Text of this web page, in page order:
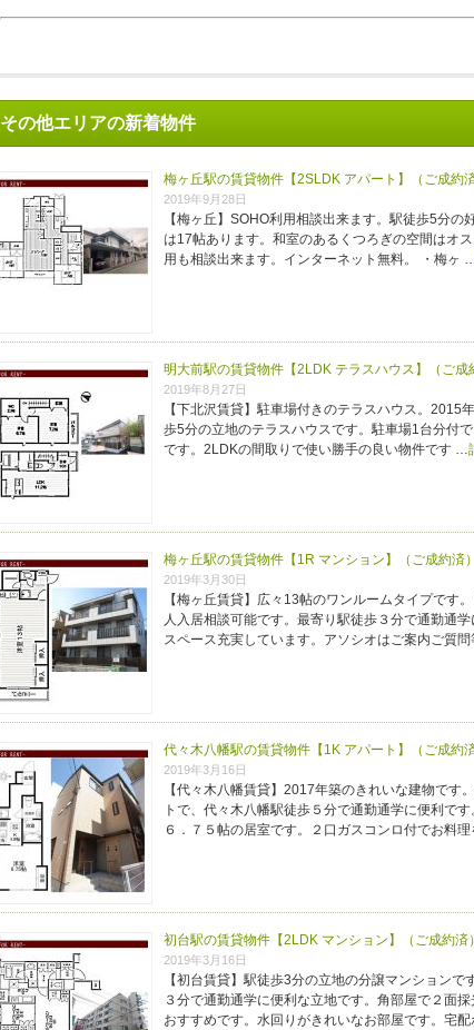
その他エリアの新着物件
梅ヶ丘駅の賃貸物件【2SLDK アパート】（ご成約済
2019年9月28日
【梅ヶ丘】SOHO利用相談出来ます。駅徒歩5分の
は17帖あります。和室のあるくつろぎの空間はオ
用も相談出来ます。インターネット無料。 ・梅ヶ
明大前駅の賃貸物件【2LDK テラスハウス】（ご成
2019年8月27日
【下北沢賃貸】駐車場付きのテラスハウス。2015
歩5分の立地のテラスハウスです。駐車場1台分付
です。2LDKの間取りで使い勝手の良い物件です …
梅ヶ丘駅の賃貸物件【1R マンション】（ご成約済）
2019年3月30日
【梅ヶ丘賃貸】広々13帖のワンルームタイプです
人入居相談可能です。最寄り駅徒歩３分で通勤通
スペース充実しています。アソシオはご案内ご質
代々木八幡駅の賃貸物件【1K アパート】（ご成約済
2019年3月16日
【代々木八幡賃貸】2017年築のきれいな建物です
トで、代々木八幡駅徒歩５分で通勤通学に便利で
６．７５帖の居室です。２口ガスコンロ付でお料
初台駅の賃貸物件【2LDK マンション】（ご成約済）
2019年3月16日
【初台賃貸】駅徒歩3分の立地の分譲マンションで
３分で通勤通学に便利な立地です。角部屋で２面
おすすめです。水回りがきれいなお部屋です。宅